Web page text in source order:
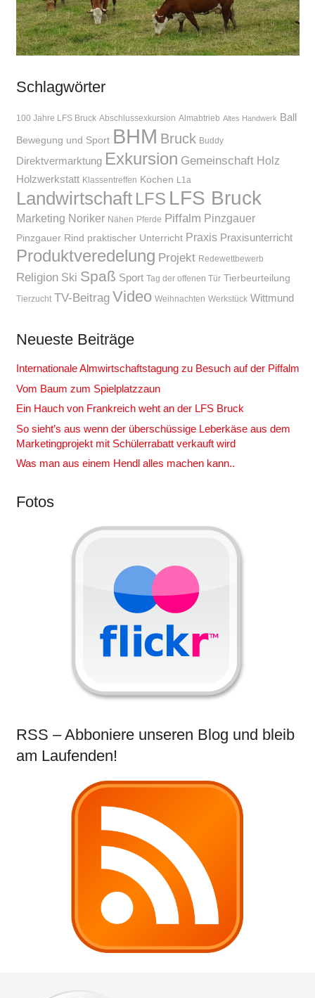
Schlagwörter
100 Jahre LFS Bruck Abschlussexkursion Almabtrieb Altes Handwerk Ball
Bewegung und Sport BHM Bruck Buddy
Direktvermarktung Exkursion Gemeinschaft Holz
Holzwerkstatt Klassentreffen Kochen L1a
Landwirtschaft LFS LFS Bruck
Marketing Noriker Nähen Pferde Piffalm Pinzgauer
Pinzgauer Rind praktischer Unterricht Praxis Praxisunterricht
Produktveredelung Projekt Redewettbewerb
Religion Ski Spaß Sport Tag der offenen Tür Tierbeurteilung
Tierzucht TV-Beitrag Video Weihnachten Werkstück Wittmund
Neueste Beiträge
Internationale Almwirtschaftstagung zu Besuch auf der Piffalm
Vom Baum zum Spielplatzzaun
Ein Hauch von Frankreich weht an der LFS Bruck
So sieht’s aus wenn der überschüssige Leberkäse aus dem
Marketingprojekt mit Schülerrabatt verkauft wird
Was man aus einem Hendl alles machen kann..
Fotos
RSS – Abboniere unseren Blog und bleib
am Laufenden!